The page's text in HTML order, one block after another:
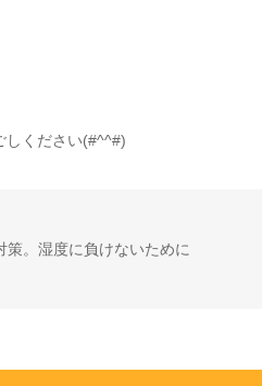
しください(#^^#)
策。湿度に負けないために